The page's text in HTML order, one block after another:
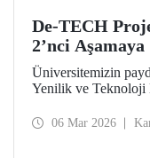
De-TECH
2’nci
Üniversitemizin
Yenilik ve Teknoloji
bulundu.
06 Mar 2026